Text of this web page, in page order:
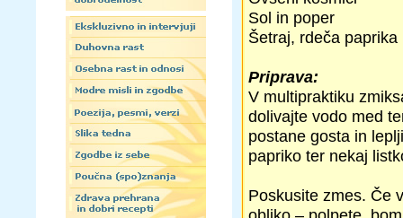
Sol in poper
Šetraj, rdeča paprika
Priprava:
V multipraktiku
dolivajte vodo med
postane gosta in
papriko ter nekaj
Poskusite zmes. Če